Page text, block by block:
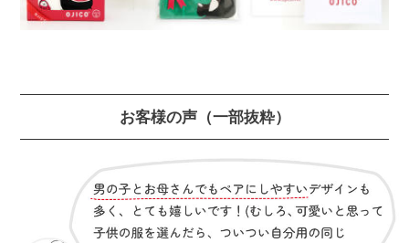
お客様の声（一部抜粋）